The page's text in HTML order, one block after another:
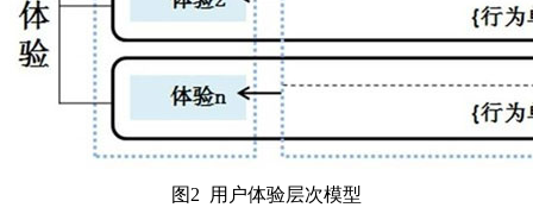
图2 用户体验层次模型